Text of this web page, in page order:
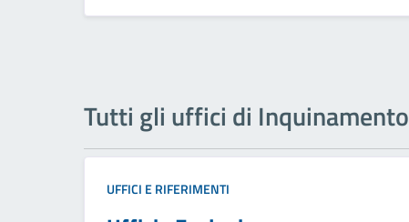
Tutti gli uffici di Inquinamento
UFFICI E RIFERIMENTI